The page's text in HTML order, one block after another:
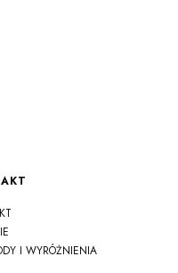
I WYRÓŻNIENIA